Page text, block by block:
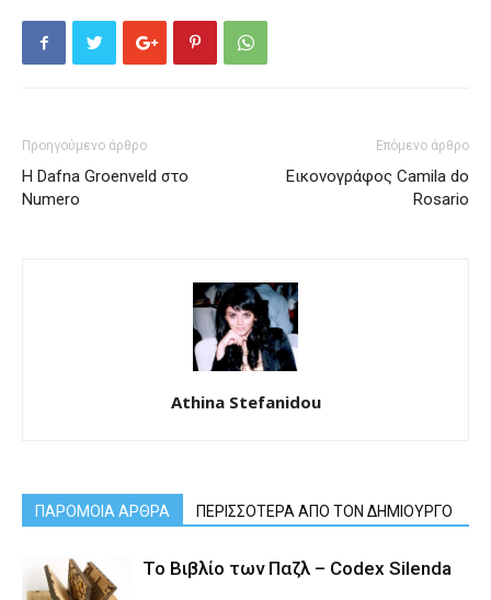
Προηγούμενο άρθρο
Η Dafna Groenveld στο
Numero
Επόμενο άρθρο
Εικονογράφος Camila do
Rosario
Athina Stefanidou
ΠΑΡΟΜΟΙΑ ΑΡΘΡΑ ΠΕΡΙΣΣΟΤΕΡΑ ΑΠΟ ΤΟΝ ΔΗΜΙΟΥΡΓΟ
Το Βιβλίο των Παζλ – Codex Silenda